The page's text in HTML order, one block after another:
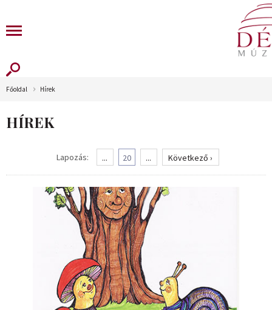
Főoldal Hírek
HÍREK
Lapozás: ... 20 ... Következő ›